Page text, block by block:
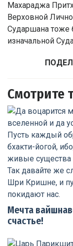
Махараджа
Верховной
Сударшана тоже
изначальной
Смотрите
Мечта
счастье!